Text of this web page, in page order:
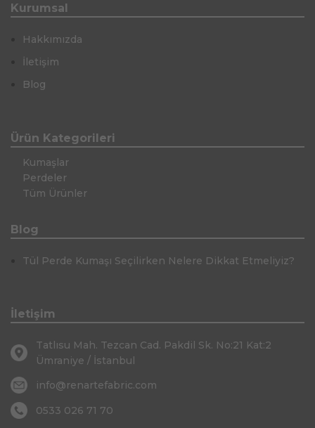
Kurumsal
Hakkımızda
İletişim
Blog
Ürün Kategorileri
Kumaşlar
Perdeler
Tüm Ürünler
Blog
Tül Perde Kumaşı Seçilirken Nelere Dikkat Etmeliyiz?
İletişim
Tatlısu Mah. Tezcan Cad. Pakdil Sk. No:21 Kat:2
Ümraniye / İstanbul
info@renartefabric.com
0533 026 71 70